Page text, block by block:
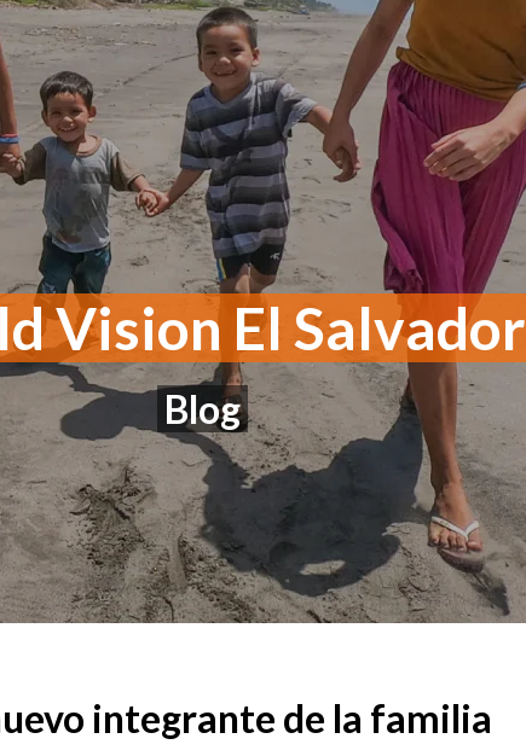
Vision El Salvador
Blog
integrante de la familia